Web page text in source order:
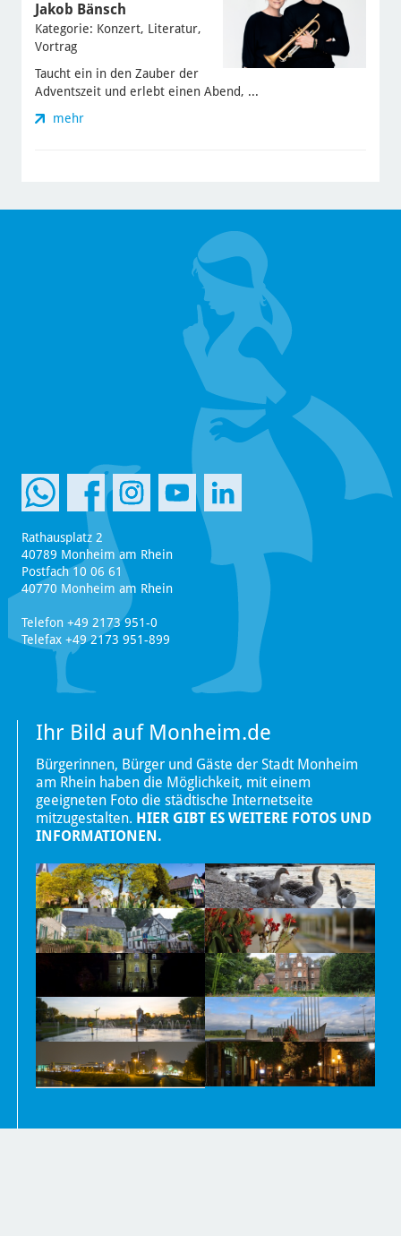
Jakob Bänsch
Kategorie: Konzert, Literatur,
Vortrag
Taucht ein in den Zauber der
Adventszeit und erlebt einen Abend, ...
mehr
Rathausplatz 2
40789 Monheim am Rhein
Postfach 10 06 61
40770 Monheim am Rhein
Telefon +49 2173 951-0
Telefax +49 2173 951-899
Ihr Bild auf Monheim.de
Bürgerinnen, Bürger und Gäste der Stadt Monheim
am Rhein haben die Möglichkeit, mit einem
geeigneten Foto die städtische Internetseite
mitzugestalten. HIER GIBT ES WEITERE FOTOS UND
INFORMATIONEN.